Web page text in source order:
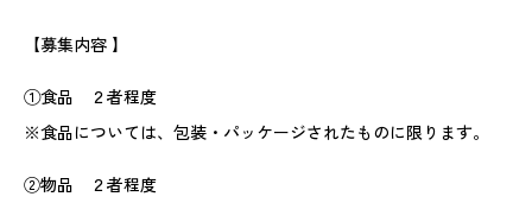
【募集内容 】
①食品 ２者程度
※食品については、包装・パッケージされたものに限ります。
②物品 ２者程度